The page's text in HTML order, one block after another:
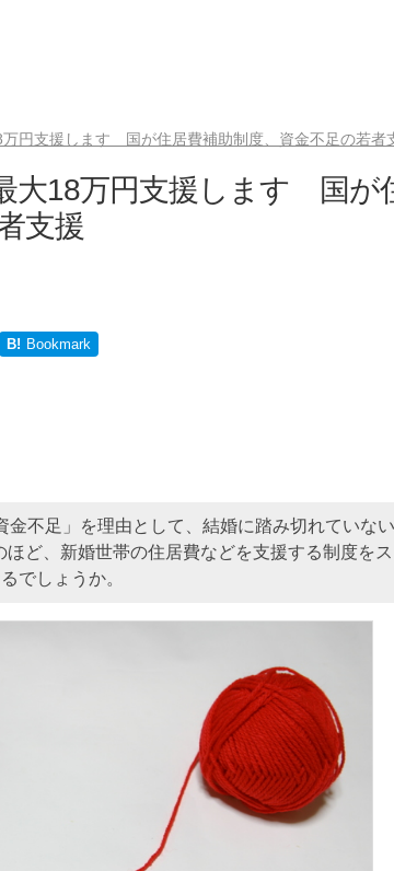
万円支援します 国が住居費補助制度、資金不足の若者
大18万円支援します 国が
支援
B! Bookmark
不足」を理由として、結婚に踏み切れていな
ど、新婚世帯の住居費などを支援する制度を
でしょうか。